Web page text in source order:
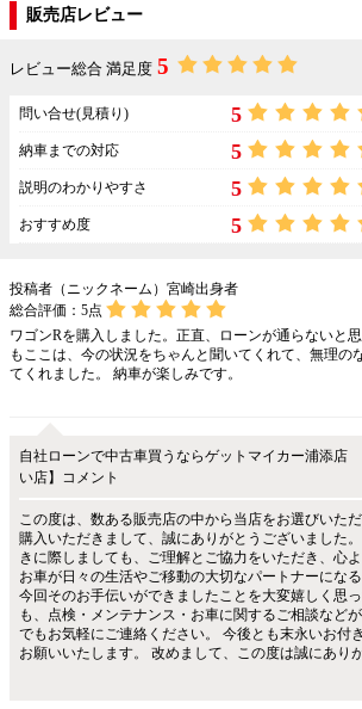
販売店レビュー
レビュー総合 満足度 5
問い合せ(見積り) 5
納車までの対応 5
説明のわかりやすさ 5
おすすめ度 5
投稿者（ニックネーム）宮崎出身者
総合評価： 5点
ワゴンRを購入しました。正直、ローンが通らないと
もここは、今の状況をちゃんと聞いてくれて、無理の
てくれました。 納車が楽しみです。
自社ローンで中古車買うならゲットマイカー浦添
い店】コメント
この度は、数ある販売店の中から当店をお選びいた
購入いただきまして、誠にありがとうございました
きに際しましても、ご理解とご協力をいただき、心
お車が日々の生活やご移動の大切なパートナーにな
今回そのお手伝いができましたことを大変嬉しく思
も、点検・メンテナンス・お車に関するご相談など
でもお気軽にご連絡ください。 今後とも末永いお付
お願いいたします。 改めまして、この度は誠にあり